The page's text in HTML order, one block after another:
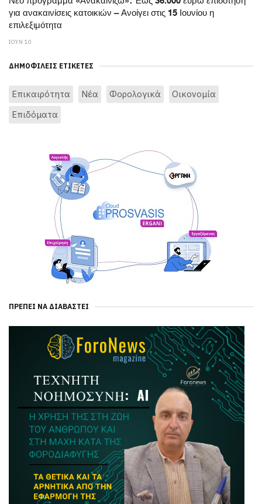
για ανακαινίσεις κατοικιών – Ανοίγει στις 15 Ιουνίου η
επιλεξιμότητα
ΙΟΥΝ 10
ΔΗΜΟΦΙΛΕΊΣ ΕΤΙΚΈΤΕΣ
Επικαιρότητα Νέα Φορολογικά
Οικονομία
Επιδόματα
ΠΡΈΠΕΙ ΝΑ ΔΙΑΒΑΣΤΕΊ